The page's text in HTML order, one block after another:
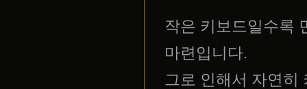
작은 키보드일수록
마련입니다.
그로 인해서 자연히